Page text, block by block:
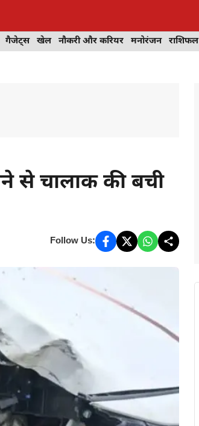
गैजेट्स खेल नौकरी और करियर मनोरंजन राशिफल
से चालाक की बची
Follow Us: